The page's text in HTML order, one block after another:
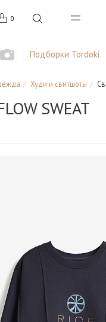
0
Подборки Tordoki
Худи и свитшоты
SWEAT